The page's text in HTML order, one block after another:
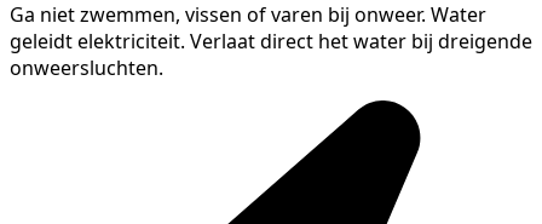
Ga niet zwemmen, vissen of varen bij onweer. Water
geleidt elektriciteit. Verlaat direct het water bij dreigende
onweersluchten.